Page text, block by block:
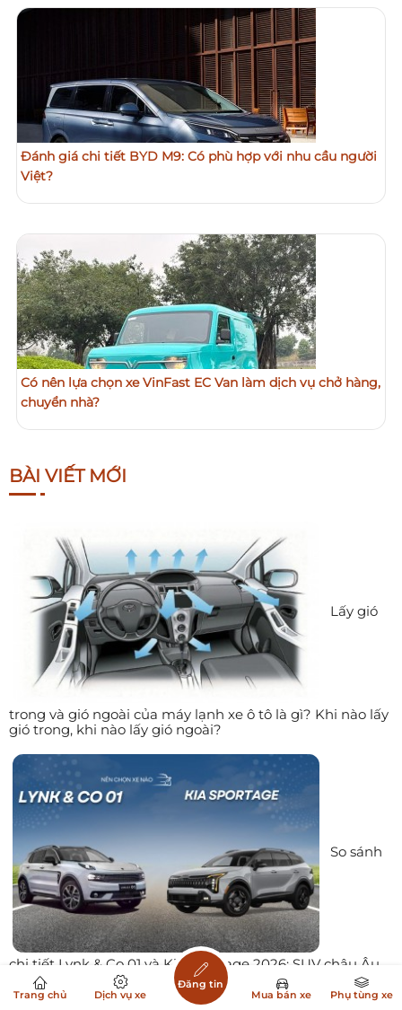
Đánh giá chi tiết BYD M9: Có phù hợp với nhu cầu người
Việt?
Có nên lựa chọn xe VinFast EC Van làm dịch vụ chở hàng,
chuyển nhà?
BÀI VIẾT MỚI
Lấy gió
trong và gió ngoài của máy lạnh xe ô tô là gì? Khi nào lấy
gió trong, khi nào lấy gió ngoài?
So sánh
chi tiết Lynk & Co 01 và Kia Sportage 2026: SUV châu Âu
mạnh mẽ hay SUV Hàn Quốc toàn diện?
Trang chủ Dịch vụ xe
Đăng tin
Mua bán xe
Phụ tùng xe